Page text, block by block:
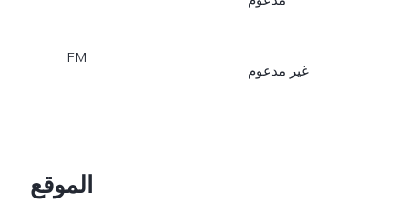
FM
غير مدعوم
الموقع